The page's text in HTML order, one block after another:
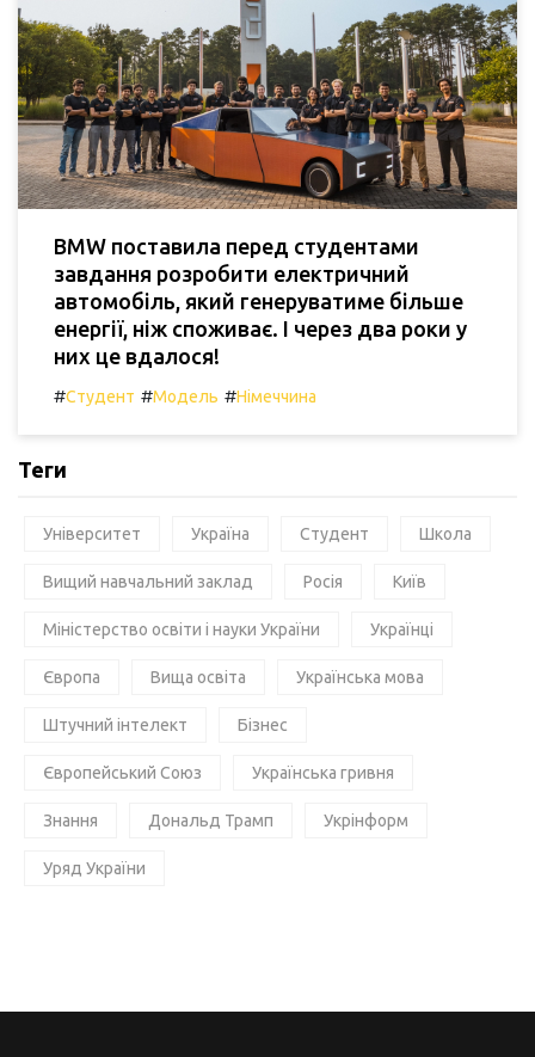
BMW поставила перед студентами
завдання розробити електричний
автомобіль, який генеруватиме більше
енергії, ніж споживає. І через два роки у
них це вдалося!
#Студент #Модель #Німеччина
Теги
Університет Україна Студент Школа
Вищий навчальний заклад Росія Київ
Міністерство освіти і науки України Українці
Європа Вища освіта Українська мова
Штучний інтелект Бізнес
Європейський Союз Українська гривня
Знання Дональд Трамп Укрінформ
Уряд України